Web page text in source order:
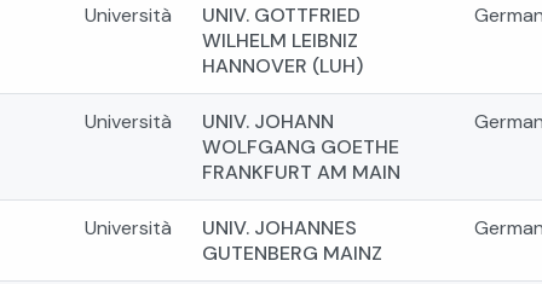
Università
UNIV. GOTTFRIED
WILHELM LEIBNIZ
HANNOVER (LUH)
Università
UNIV. JOHANN
WOLFGANG GOETHE
FRANKFURT AM MAIN
Università
UNIV. JOHANNES
GUTENBERG MAINZ